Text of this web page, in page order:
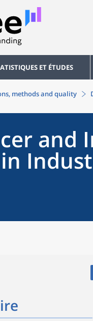
ET ÉTUDES
methods and quality
and